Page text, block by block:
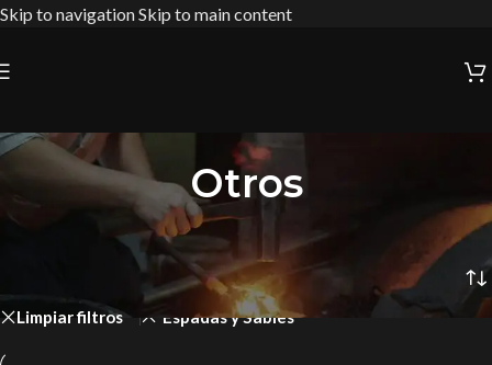
Skip to navigationSkip to main content
Otros
Cultura Pop y Colección/Otros
Limpiar filtros Espadas y Sables